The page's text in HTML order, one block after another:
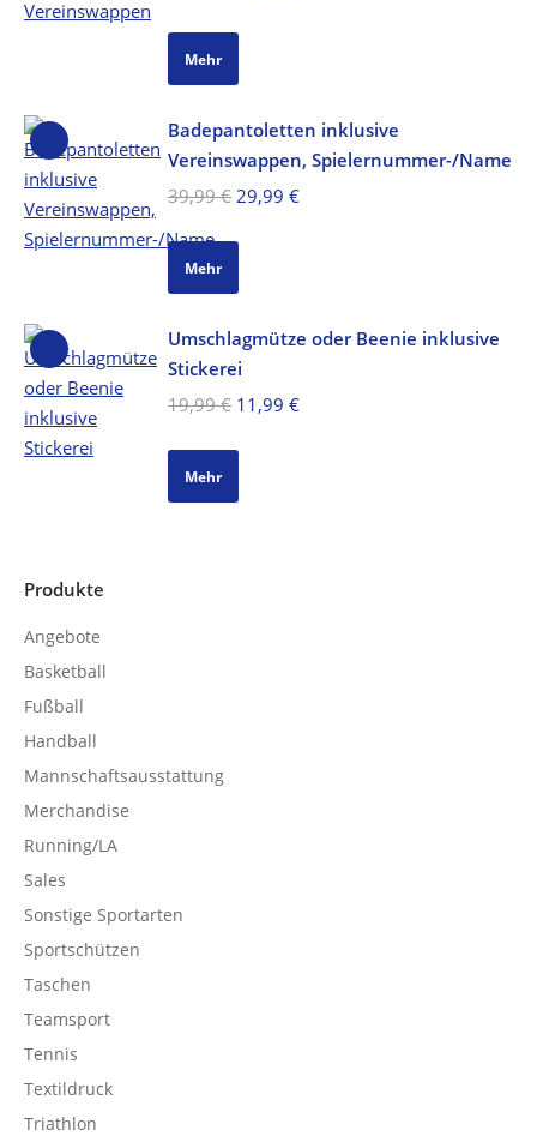
Mehr
Badepantoletten inklusive
Vereinswappen, Spielernummer-/Name
39,99€ Ursprünglicher
29,99 €Aktueller
Mehr
Umschlagmütze oder Beenie inklusive
Stickerei
19,99€ Ursprünglicher
11,99 €Aktueller
Mehr
Produkte
Angebote
Basketball
Fußball
Handball
Mannschaftsausstattung
Merchandise
Running/LA
Sales
Sonstige Sportarten
Sportschützen
Taschen
Teamsport
Tennis
Textildruck
Triathlon